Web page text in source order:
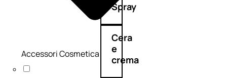
Spray
Cera
e
crema
Accessori Cosmetica